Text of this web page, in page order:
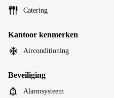
Catering
Kantoor kenmerken
Airconditioning
Beveiliging
Alarmsysteem